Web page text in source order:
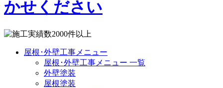
屋根･外壁工事メニュー
屋根･外壁工事メニュー 一覧
外壁塗装
屋根塗装